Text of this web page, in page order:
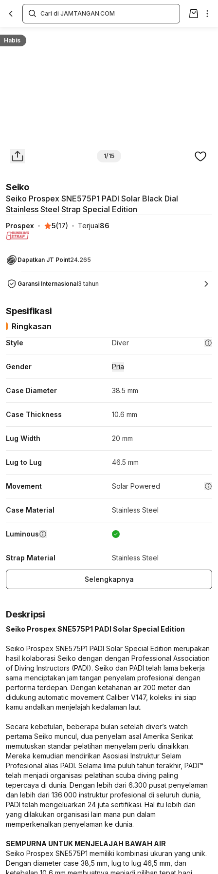
Habis
1/15
Seiko
Seiko Prospex SNE575P1 PADI Solar Black Dial
Stainless Steel Strap Special Edition
Prospex 5(17) Terjual86
Dapatkan JT Point24.265
Garansi Internasional3 tahun
Overview
Spesifikasi
Ringkasan
Style Diver
Gender Pria
Case Diameter 38.5 mm
Case Thickness 10.6 mm
Lug Width 20 mm
Lug to Lug 46.5 mm
Movement Solar Powered
Case Material Stainless Steel
Luminous
Strap Material Stainless Steel
Selengkapnya
Deskripsi
Seiko Prospex SNE575P1 PADI Solar Special Edition
Seiko Prospex SNE575P1 PADI Solar Special Edition merupakan
hasil kolaborasi Seiko dengan dengan Professional Association
of Diving Instructors (PADI). Seiko dan PADI telah lama bekerja
sama menciptakan jam tangan penyelam profesional dengan
performa terdepan. Dengan ketahanan air 200 meter dan
didukung automatic movement Caliber V147, koleksi ini siap
kamu andalkan menjelajah kedalaman laut.
Secara kebetulan, beberapa bulan setelah diver’s watch
pertama Seiko muncul, dua penyelam asal Amerika Serikat
memutuskan standar pelatihan menyelam perlu dinaikkan.
Mereka kemudian mendirikan Asosiasi Instruktur Selam
Profesional alias PADI. Selama lima puluh tahun terakhir, PADI™
telah menjadi organisasi pelatihan scuba diving paling
tepercaya di dunia. Dengan lebih dari 6.300 pusat penyelaman
dan lebih dari 136.000 instruktur profesional di seluruh dunia,
PADI telah mengeluarkan 24 juta sertifikasi. Hal itu lebih dari
yang dilakukan organisasi lain mana pun dalam
memperkenalkan penyelaman ke dunia.
SEMPURNA UNTUK MENJELAJAH BAWAH AIR
Seiko Prospex SNE575P1 memiliki kombinasi ukuran yang unik.
Dengan diameter case 38,5 mm, lug to lug 46,5 mm, dan